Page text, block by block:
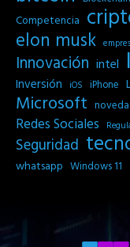
Competencia
elon musk
Innovación intel
Inversión iOS iPhone
Microsoft
Redes Sociales
Seguridad
whatsapp Windows 11